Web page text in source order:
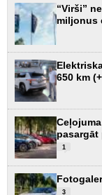
“Virši”
miljonus
650 km
pasargāt
1
3